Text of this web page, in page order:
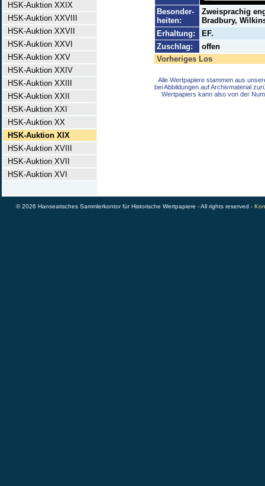
HSK-Auktion XXIX
HSK-Auktion XXVIII
HSK-Auktion XXVII
HSK-Auktion XXVI
HSK-Auktion XXV
HSK-Auktion XXIV
HSK-Auktion XXIII
HSK-Auktion XXII
HSK-Auktion XXI
HSK-Auktion XX
HSK-Auktion XIX
HSK-Auktion XVIII
HSK-Auktion XVII
HSK-Auktion XVI
Besonder-
heiten:
Zweisprachig
Bradbury,
Erhaltung:
EF.
Zuschlag:
offen
Vorheriges Los
Alle Wertpapiere stammen aus
bei Abbildungen auf Archivmaterial
Wertpapiers kann also von der
© 2026 Hanseatisches Sammlerkontor für Historische Wertpapiere - All rights reserved -